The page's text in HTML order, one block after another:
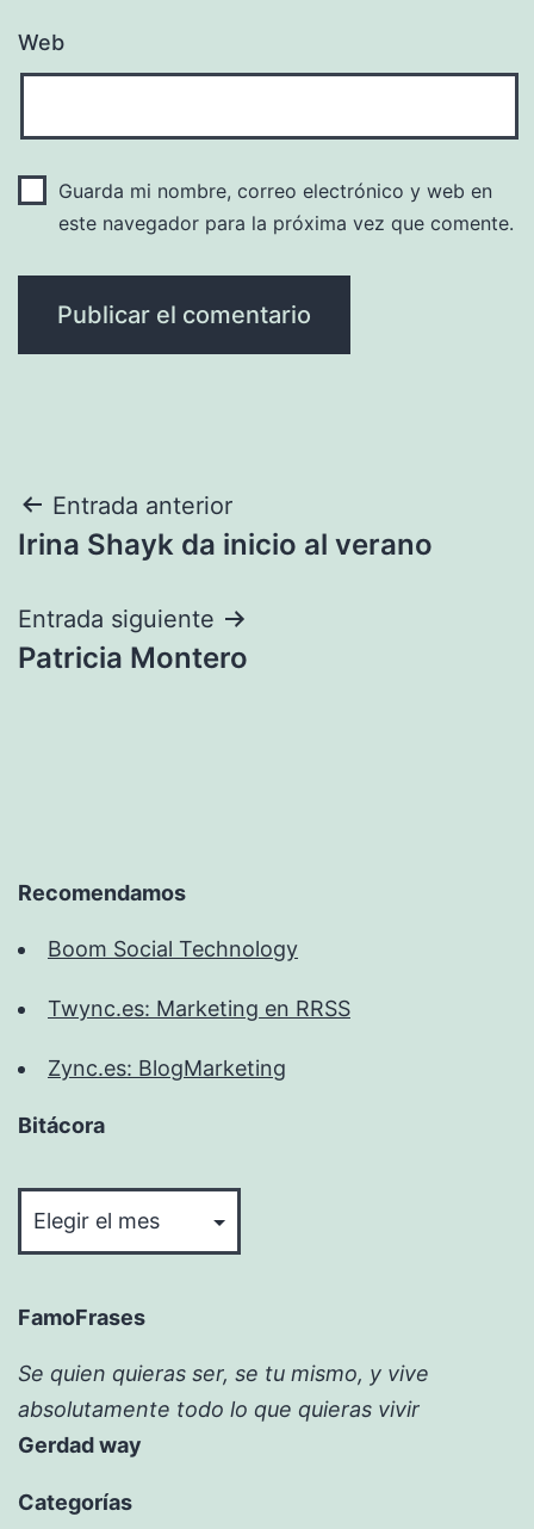
Web
Guarda mi nombre, correo electrónico y web en
este navegador para la próxima vez que comente.
Navegación
de
entradas
Entrada anterior
Irina Shayk da inicio al verano
Entrada siguiente
Patricia Montero
Recomendamos
Boom Social Technology
Twync.es: Marketing en RRSS
Zync.es: BlogMarketing
Bitácora
FamoFrases
Se quien quieras ser, se tu mismo, y vive
absolutamente todo lo que quieras vivir
Gerdad way
Categorías